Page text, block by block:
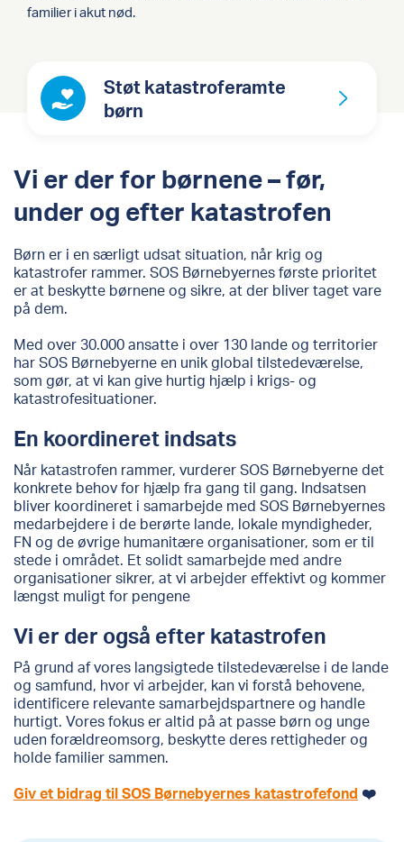
familier i akut nød.
Støt katastroferamte
børn
Vi er der for børnene – før,
under og efter katastrofen
Børn er i en særligt udsat situation, når krig og
katastrofer rammer. SOS Børnebyernes første prioritet
er at beskytte børnene og sikre, at der bliver taget vare
på dem.
Med over 30.000 ansatte i over 130 lande og territorier
har SOS Børnebyerne en unik global tilstedeværelse,
som gør, at vi kan give hurtig hjælp i krigs- og
katastrofesituationer.
En koordineret indsats
Når katastrofen rammer, vurderer SOS Børnebyerne det
konkrete behov for hjælp fra gang til gang. Indsatsen
bliver koordineret i samarbejde med SOS Børnebyernes
medarbejdere i de berørte lande, lokale myndigheder,
FN og de øvrige humanitære organisationer, som er til
stede i området. Et solidt samarbejde med andre
organisationer sikrer, at vi arbejder effektivt og kommer
længst muligt for pengene
Vi er der også efter katastrofen
På grund af vores langsigtede tilstedeværelse i de lande
og samfund, hvor vi arbejder, kan vi forstå behovene,
identificere relevante samarbejdspartnere og handle
hurtigt. Vores fokus er altid på at passe børn og unge
uden forældreomsorg, beskytte deres rettigheder og
holde familier sammen.
Giv et bidrag til SOS Børnebyernes katastrofefond ❤️